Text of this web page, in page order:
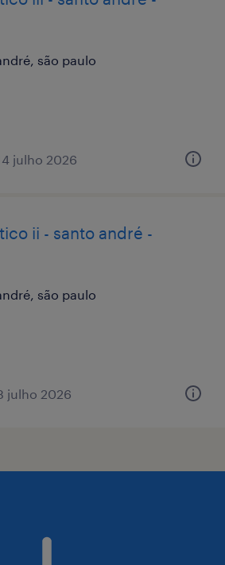
são paulo
julho 2026
ii - santo andré -
são paulo
julho 2026